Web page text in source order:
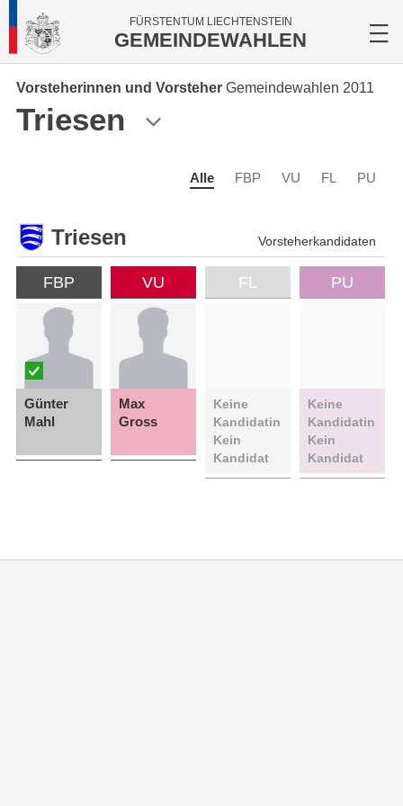
FÜRSTENTUM LIECHTENSTEIN
GEMEINDEWAHLEN
Vorsteherinnen und Vorsteher Gemeindewahlen 2011
Triesen
Alle FBP VU FL PU
Triesen Vorsteherkandidaten
FBP
Günter
Mahl
VU
Max
Gross
FL
Keine
Kandidatin
Kein
Kandidat
PU
Keine
Kandidatin
Kein
Kandidat